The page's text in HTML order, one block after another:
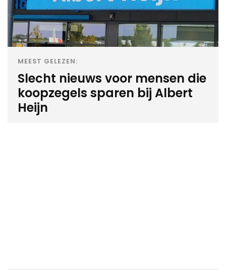
MEEST GELEZEN:
Slecht nieuws voor mensen die
koopzegels sparen bij Albert
Heijn